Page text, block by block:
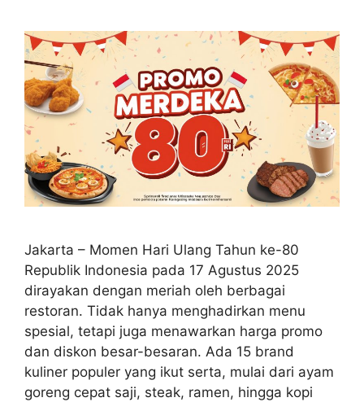
Jakarta – Momen Hari Ulang Tahun ke-80
Republik Indonesia pada 17 Agustus 2025
dirayakan dengan meriah oleh berbagai
restoran. Tidak hanya menghadirkan menu
spesial, tetapi juga menawarkan harga promo
dan diskon besar-besaran. Ada 15 brand
kuliner populer yang ikut serta, mulai dari ayam
goreng cepat saji, steak, ramen, hingga kopi